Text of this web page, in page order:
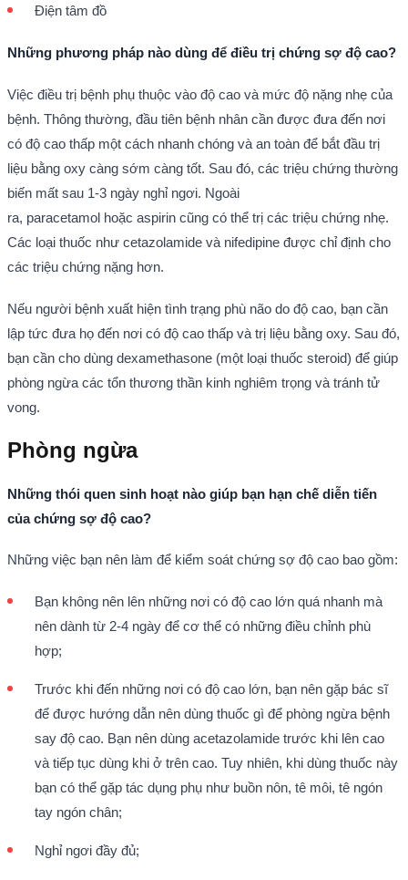
Điện tâm đồ
Những phương pháp nào dùng để điều trị chứng sợ độ cao?
Việc điều trị bệnh phụ thuộc vào độ cao và mức độ nặng nhẹ của
bệnh. Thông thường, đầu tiên bệnh nhân cần được đưa đến nơi
có độ cao thấp một cách nhanh chóng và an toàn để bắt đầu trị
liệu bằng oxy càng sớm càng tốt. Sau đó, các triệu chứng thường
biến mất sau 1-3 ngày nghỉ ngơi. Ngoài
ra, paracetamol hoặc aspirin cũng có thể trị các triệu chứng nhẹ.
Các loại thuốc như cetazolamide và nifedipine được chỉ định cho
các triệu chứng nặng hơn.
Nếu người bệnh xuất hiện tình trạng phù não do độ cao, bạn cần
lập tức đưa họ đến nơi có độ cao thấp và trị liệu bằng oxy. Sau đó,
bạn cần cho dùng dexamethasone (một loại thuốc steroid) để giúp
phòng ngừa các tổn thương thần kinh nghiêm trọng và tránh tử
vong.
Phòng ngừa
Những thói quen sinh hoạt nào giúp bạn hạn chế diễn tiến
của chứng sợ độ cao?
Những việc bạn nên làm để kiểm soát chứng sợ độ cao bao gồm:
Bạn không nên lên những nơi có độ cao lớn quá nhanh mà
nên dành từ 2-4 ngày để cơ thể có những điều chỉnh phù
hợp;
Trước khi đến những nơi có độ cao lớn, bạn nên gặp bác sĩ
để được hướng dẫn nên dùng thuốc gì để phòng ngừa bệnh
say độ cao. Bạn nên dùng acetazolamide trước khi lên cao
và tiếp tục dùng khi ở trên cao. Tuy nhiên, khi dùng thuốc này
bạn có thể gặp tác dụng phụ như buồn nôn, tê môi, tê ngón
tay ngón chân;
Nghỉ ngơi đầy đủ;